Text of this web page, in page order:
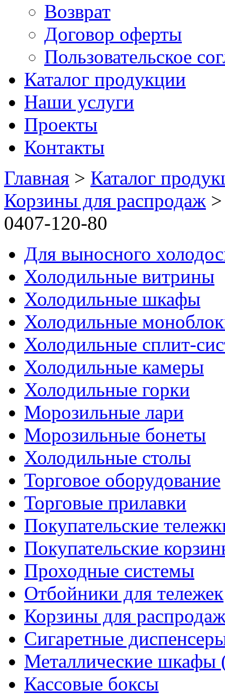
Возврат
Договор оферты
Пользовательское
Каталог продукции
Наши услуги
Проекты
Контакты
Главная > Каталог
Корзины для распродаж
0407-120-80
Для выносного
Холодильные витрины
Холодильные шкафы
Холодильные
Холодильные сплит-
Холодильные камеры
Холодильные горки
Морозильные лари
Морозильные бонеты
Холодильные столы
Торговое оборудование
Торговые прилавки
Покупательские
Покупательские
Проходные системы
Отбойники для тележек
Корзины для
Сигаретные
Металлические
Кассовые боксы